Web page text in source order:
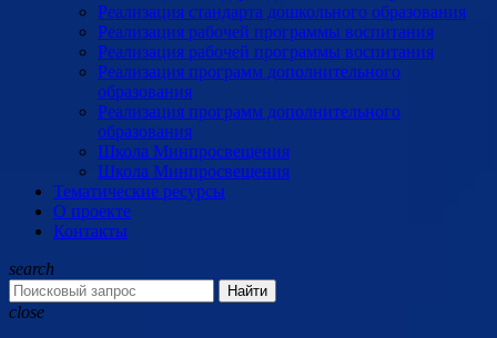
Реализация стандарта дошкольного образования
Реализация рабочей программы воспитания
Реализация рабочей программы воспитания
Реализация программ дополнительного
образования
Реализация программ дополнительного
образования
Школа Минпросвещения
Школа Минпросвещения
Тематические ресурсы
О проекте
Контакты
search
Найти
close